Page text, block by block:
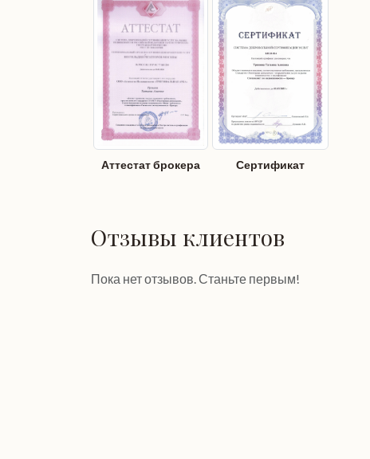
Аттестат брокера Сертификат
Отзывы клиентов
Пока нет отзывов. Станьте первым!